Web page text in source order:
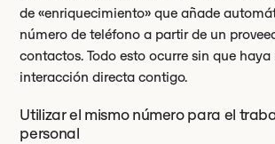
de «enriquecimiento» que añade
número de teléfono a partir de un
contactos. Todo esto ocurre sin que
interacción directa contigo.
Utilizar el mismo número para el
personal